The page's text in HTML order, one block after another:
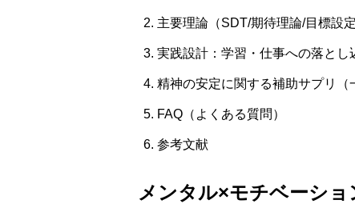
主要理論（SDT/期待理論/目標設
実践設計：学習・仕事への落とし
精神の安定に関する補助サプリ（
FAQ（よくある質問）
参考文献
メンタル×モチベーショ